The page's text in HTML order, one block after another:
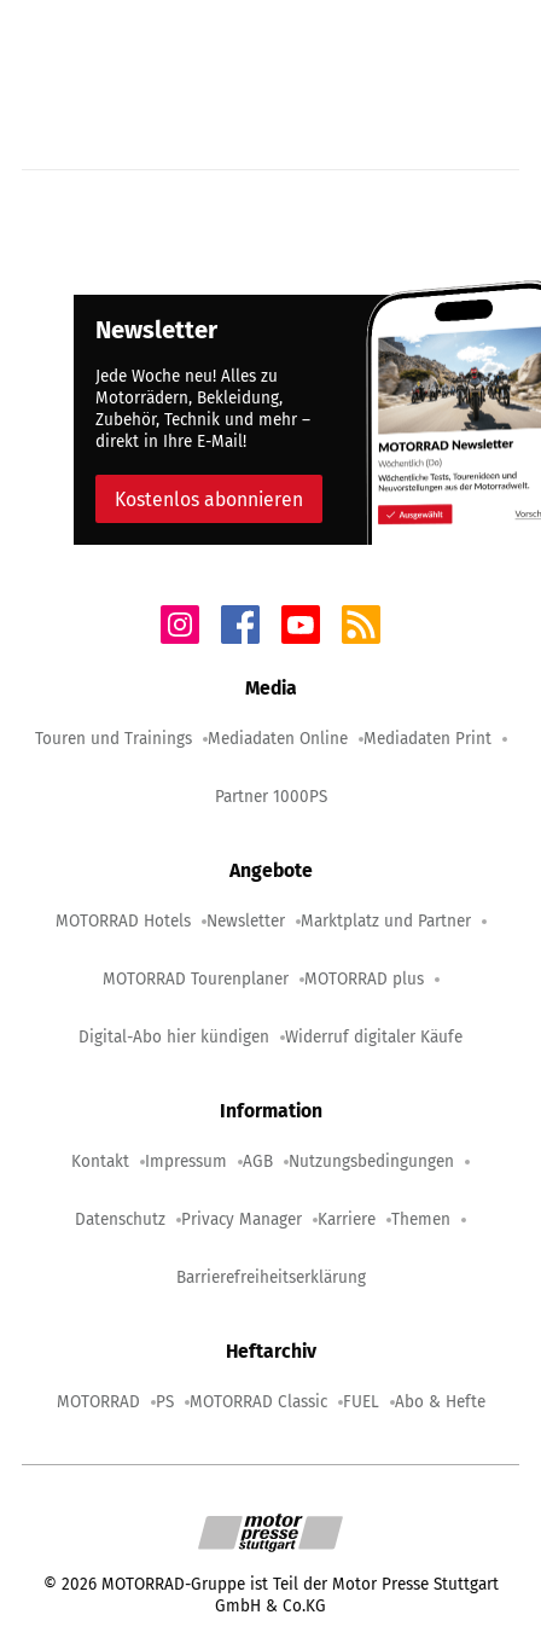
Newsletter
Jede Woche neu! Alles zu
Motorrädern, Bekleidung,
Zubehör, Technik und mehr –
direkt in Ihre E-Mail!
Kostenlos abonnieren
Media
Touren und Trainings Mediadaten Online Mediadaten Print
Partner 1000PS
Angebote
MOTORRAD Hotels Newsletter Marktplatz und Partner
MOTORRAD Tourenplaner MOTORRAD plus
Digital-Abo hier kündigen Widerruf digitaler Käufe
Information
Kontakt Impressum AGB Nutzungsbedingungen
Datenschutz Privacy Manager Karriere Themen
Barrierefreiheitserklärung
Heftarchiv
MOTORRAD PS MOTORRAD Classic FUEL Abo & Hefte
© 2026 MOTORRAD-Gruppe ist Teil der Motor Presse Stuttgart
GmbH & Co.KG